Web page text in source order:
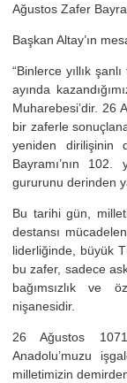
Ağustos Zafer
Başkan Altay’ın
“Binlerce yıllık
ayında
Muharebesi’dir. 26
bir zaferle
yeniden dirilişinin
Bayramı’nın
gururunu derinden
Bu tarihi gün,
destansı
liderliğinde, büyük
bu zafer, sadece
bağımsızlık ve
nişanesidir.
26 Ağustos
Anadolu’muzu
milletimizin